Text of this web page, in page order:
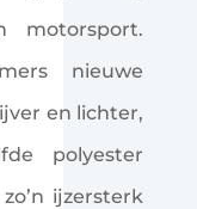
nieuwe
en lichter,
polyester
ijzersterk